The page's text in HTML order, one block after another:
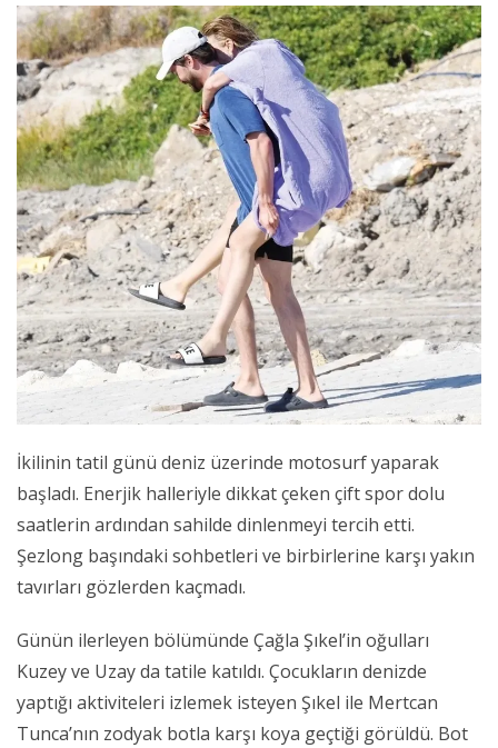
İkilinin tatil günü deniz üzerinde motosurf yaparak
başladı. Enerjik halleriyle dikkat çeken çift spor dolu
saatlerin ardından sahilde dinlenmeyi tercih etti.
Şezlong başındaki sohbetleri ve birbirlerine karşı yakın
tavırları gözlerden kaçmadı.
Günün ilerleyen bölümünde Çağla Şıkel’in oğulları
Kuzey ve Uzay da tatile katıldı. Çocukların denizde
yaptığı aktiviteleri izlemek isteyen Şıkel ile Mertcan
Tunca’nın zodyak botla karşı koya geçtiği görüldü. Bot